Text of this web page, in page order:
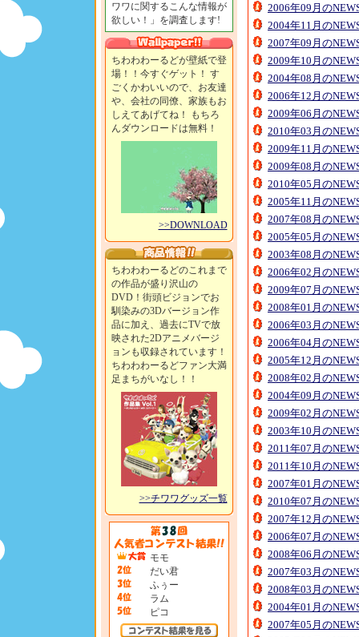
ワワに関するこんな情報が
欲しい！」を調査します!
ちわわわーるどが壁紙で登
場！！今すぐゲット！ す
ごくかわいいので、お友達
や、会社の同僚、家族もお
しえてあげてね！ もちろ
んダウンロードは無料！
>>DOWNLOAD
ちわわわーるどのこれまで
の作品が盛り沢山の
DVD！街頭ビジョンでお
馴染みの3Dバージョン作
品に加え、過去にTVで放
映された2Dアニメバージ
ョンも収録されています！
ちわわわーるどファン大満
足まちがいなし！！
>>チワワグッズ一覧
モモ
だい君
ふぅー
ラム
ピコ
2006年09月の
2004年11月の
2007年09月の
2009年10月の
2004年08月の
2006年12月の
2009年06月の
2010年03月の
2009年11月の
2009年08月の
2010年05月の
2005年11月の
2007年08月の
2005年05月の
2003年08月の
2006年02月の
2009年07月の
2008年01月の
2006年03月の
2006年04月の
2005年12月の
2008年02月の
2004年09月の
2009年02月の
2003年10月の
2011年07月の
2011年10月の
2007年01月の
2010年07月の
2007年12月の
2006年07月の
2008年06月の
2007年03月の
2008年03月の
2004年01月の
2007年05月の